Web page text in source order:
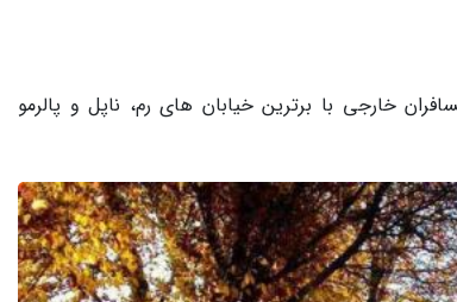
خارجی با برترین خیابان های رم، ناپل و پالرمو